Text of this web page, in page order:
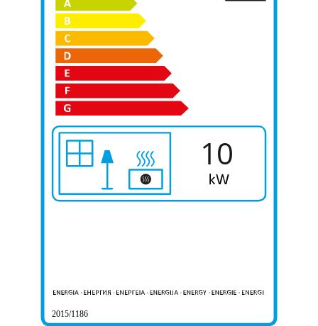
2015/1186
10